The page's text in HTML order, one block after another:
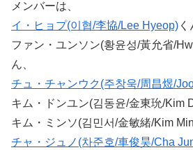
メンバーは、
イ・ヒョプ(이협/李協/Lee Hyeop) く
ファン・ユンソン(황윤성/黃允省/
ん、
チュ・チャンウク(주창욱/周昌煜/
キム・ドンユン(김동윤/金東玧/Kim
キム・ミンソ(김민서/金敏緒/Kim
チャ・ジュノ(차준호/車俊昊/Cha